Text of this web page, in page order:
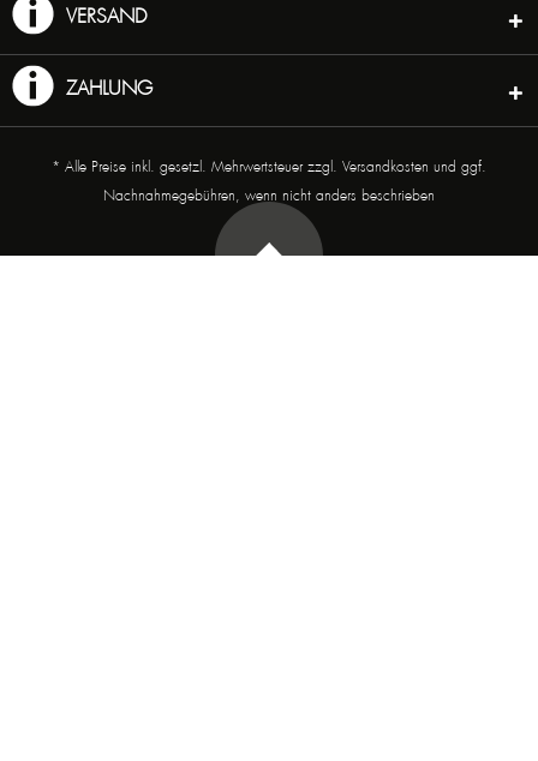
VERSAND
ZAHLUNG
* Alle Preise inkl. gesetzl. Mehrwertsteuer zzgl. Versandkosten und ggf.
Nachnahmegebühren, wenn nicht anders beschrieben